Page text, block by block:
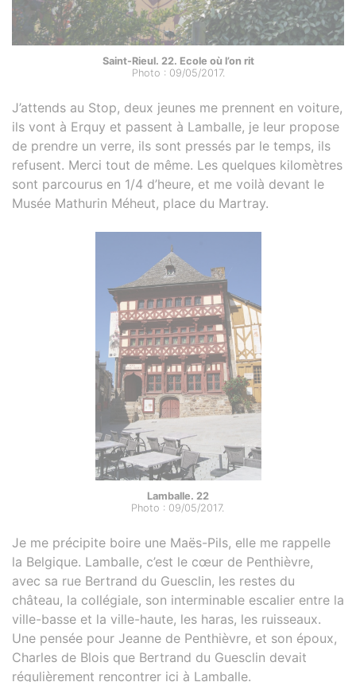
Saint-Rieul. 22. Ecole où l’on rit
Photo : 09/05/2017.
J’attends au Stop, deux jeunes me prennent en voiture,
ils vont à Erquy et passent à Lamballe, je leur propose
de prendre un verre, ils sont pressés par le temps, ils
refusent. Merci tout de même. Les quelques kilomètres
sont parcourus en 1/4 d’heure, et me voilà devant le
Musée Mathurin Méheut, place du Martray.
Lamballe. 22
Photo : 09/05/2017.
Je me précipite boire une Maës-Pils, elle me rappelle
la Belgique. Lamballe, c’est le cœur de Penthièvre,
avec sa rue Bertrand du Guesclin, les restes du
château, la collégiale, son interminable escalier entre la
ville-basse et la ville-haute, les haras, les ruisseaux.
Une pensée pour Jeanne de Penthièvre, et son époux,
Charles de Blois que Bertrand du Guesclin devait
régulièrement rencontrer ici à Lamballe.